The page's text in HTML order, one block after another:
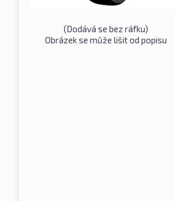
(Dodává se bez ráfku)
Obrázek se může lišit od popisu